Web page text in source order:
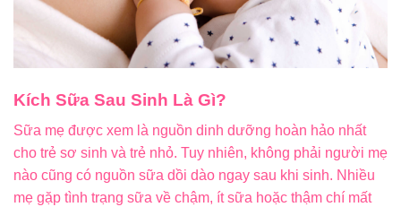
Kích Sữa Sau Sinh Là Gì?
Sữa mẹ được xem là nguồn dinh dưỡng hoàn hảo nhất
cho trẻ sơ sinh và trẻ nhỏ. Tuy nhiên, không phải người mẹ
nào cũng có nguồn sữa dồi dào ngay sau khi sinh. Nhiều
mẹ gặp tình trạng sữa về chậm, ít sữa hoặc thậm chí mất